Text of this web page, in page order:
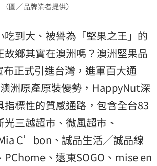
圖／品牌業者提供）
吃到大、被譽為「堅果之王」的
故鄉其實在澳洲嗎？澳洲堅果品
正式引進台灣，進軍百大通
洲原產原裝優勢，HappyNut深
指標性的質感通路，包含全台83
三越超市、微風超市、
C’bon、誠品生活／誠品線
PChome、遠東SOGO、mise en